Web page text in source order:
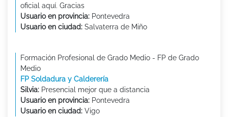
oficial aquí. Gracias
Usuario en provincia: Pontevedra
Usuario en ciudad: Salvaterra de Miño
Formación Profesional de Grado Medio - FP de Grado
Medio
FP Soldadura y Calderería
Silvia: Presencial mejor que a distancia
Usuario en provincia: Pontevedra
Usuario en ciudad: Vigo